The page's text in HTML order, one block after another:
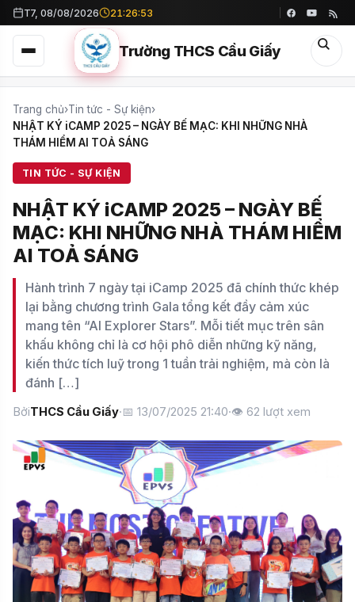
T7, 08/08/2026 21:26:56
Trường THCS Cầu Giấy
Trang chủ›Tin tức - Sự kiện›
NHẬT KÝ iCAMP 2025 – NGÀY BẾ MẠC: KHI NHỮNG NHÀ
THÁM HIỂM AI TOẢ SÁNG
TIN TỨC - SỰ KIỆN
NHẬT KÝ iCAMP 2025 – NGÀY BẾ
MẠC: KHI NHỮNG NHÀ THÁM HIỂM
AI TOẢ SÁNG
Hành trình 7 ngày tại iCamp 2025 đã chính thức khép
lại bằng chương trình Gala tổng kết đầy cảm xúc
mang tên “AI Explorer Stars”. Mỗi tiết mục trên sân
khấu không chỉ là cơ hội phô diễn những kỹ năng,
kiến thức tích luỹ trong 1 tuần trải nghiệm, mà còn là
đánh […]
BởiTHCS Cầu Giấy·📅 13/07/2025 21:40·👁 62 lượt xem